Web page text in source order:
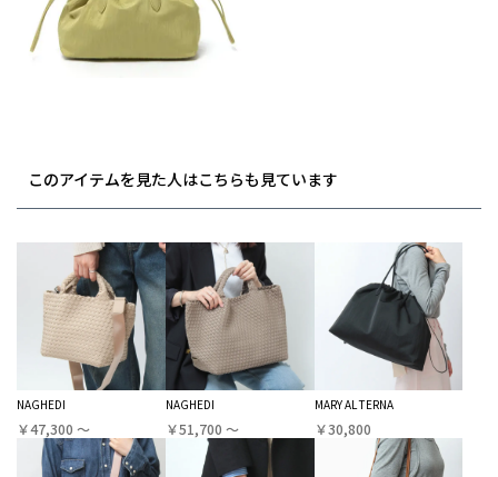
このアイテムを見た人はこちらも見ています
NAGHEDI
￥47,300 〜
NAGHEDI
￥51,700 〜
MARY AL TERNA
￥30,800